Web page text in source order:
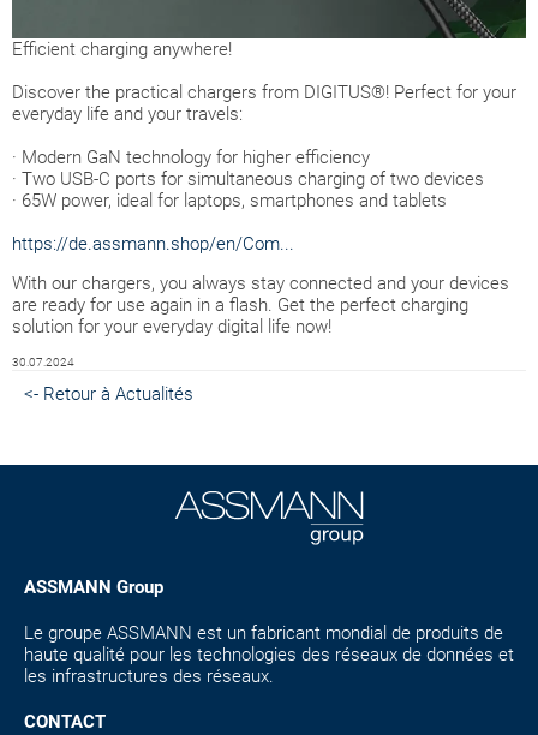
Efficient charging anywhere!
Discover the practical chargers from DIGITUS®! Perfect for your
everyday life and your travels:
· Modern GaN technology for higher efficiency
· Two USB-C ports for simultaneous charging of two devices
· 65W power, ideal for laptops, smartphones and tablets
https://de.assmann.shop/en/Com...
With our chargers, you always stay connected and your devices
are ready for use again in a flash. Get the perfect charging
solution for your everyday digital life now!
30.07.2024
<- Retour à Actualités
ASSMANN Group
Le groupe ASSMANN est un fabricant mondial de produits de
haute qualité pour les technologies des réseaux de données et
les infrastructures des réseaux.
CONTACT